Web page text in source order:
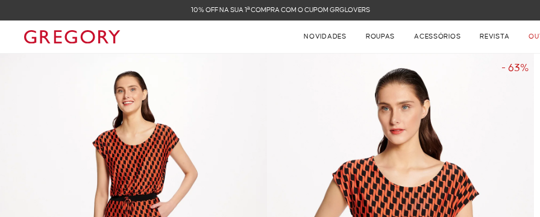
FRETE GRÁTIS NAS COMPRAS ACIMA DE R$ 899
NOVIDADES ROUPAS ACESSÓRIOS REVISTA
- 63%